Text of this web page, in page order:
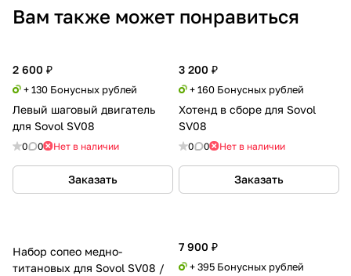
Вам также может понравиться
2 600 ₽
+ 130 Бонусных рублей
Левый шаговый двигатель
для Sovol SV08
0 0 Нет в наличии
Заказать
3 200 ₽
+ 160 Бонусных рублей
Хотенд в сборе для Sovol
SV08
0 0 Нет в наличии
Заказать
7 900 ₽
+ 395 Бонусных рублей
Набор сопео медно-
титановых для Sovol SV08 /